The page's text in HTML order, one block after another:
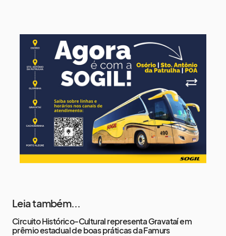
Terça-Feira 14° 9°
12 de agosto
Quarta-Feira 13° 11°
13 de agosto
Quinta-Feira 17° 13°
Leia também...
Circuito Histórico-Cultural representa Gravataí em
prêmio estadual de boas práticas da Famurs